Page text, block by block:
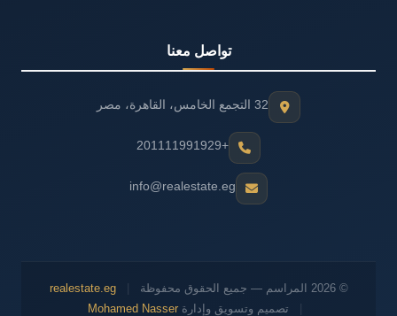
تواصل معنا
32 التجمع الخامس، القاهرة، مصر
+201111991929
info@realestate.eg
© 2026 المراسم — جميع الحقوق محفوظة
realestate.eg
تصميم وتسويق وإدارة Mohamed Nasser